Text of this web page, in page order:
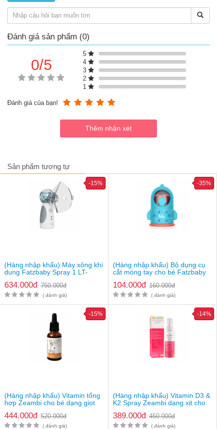
- Đóng gói: Có 4 gói nhỏ bên trong. Bịch có từng gói nhỏ bên
trong, một bữa ăn một gói nhỏ.
- Có 2 màu: gói màu trắng xanh 92g (hình gấu panda và cún
con), gói màu vàng 96g (hình heo và hình cáo).
- Độ tuổi : dành cho bé từ 1 tuổi trở lên hoặc những bé biết ăn
cháo lổn nhổn, ăn cơm.
- Xuất xứ: nhập khẩu từ Nhật Bản.
- Nhãn Hiệu: NISSIN Nhật Bản.
Đánh giá sản phẩm (0)
0/5
5
4
3
2
1
Đánh giá của bạn!
Sản phẩm tương tự
(Hàng nhập khẩu) Máy xông khí
dung Fatzbaby Spray 1 LT-
634.000đ 750.000đ
-15%
( đánh giá)
(Hàng nhập khẩu) Bộ dụng cụ
cắt móng tay cho bé Fatzbaby
104.000đ 160.000đ
-35%
( đánh giá)
(Hàng nhập khẩu) Vitamin tổng
hợp Zeambi cho bé dạng giọt
444.000đ 520.000đ
-15%
( đánh giá)
(Hàng nhập khẩu) Vitamin D3 &
K2 Spray Zeambi dạng xịt cho
389.000đ 450.000đ
-14%
( đánh giá)